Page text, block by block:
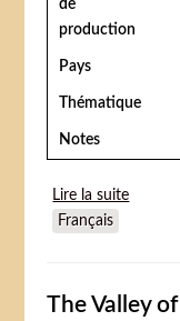
de
production
Pays
Thématique
Notes
Lire la suite
Français
The Valley